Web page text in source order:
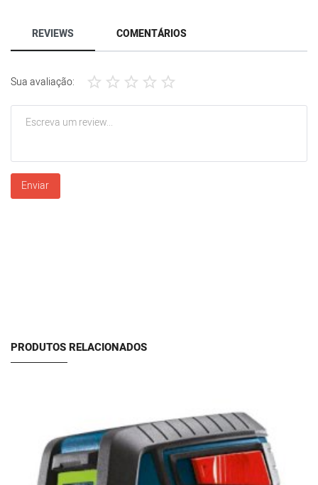
REVIEWS COMENTÁRIOS
Sua avaliação:
Enviar
PRODUTOS RELACIONADOS